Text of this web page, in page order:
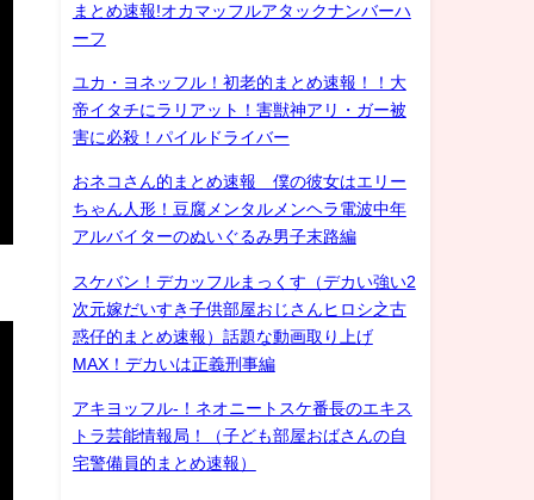
まとめ速報!オカマッフルアタックナンバーハ
ーフ
ユカ・ヨネッフル！初老的まとめ速報！！大
帝イタチにラリアット！害獣神アリ・ガー被
害に必殺！パイルドライバー
おネコさん的まとめ速報 僕の彼女はエリー
ちゃん人形！豆腐メンタルメンヘラ電波中年
アルバイターのぬいぐるみ男子末路編
スケバン！デカッフルまっくす（デカい強い2
次元嫁だいすき子供部屋おじさんヒロシ之古
惑仔的まとめ速報）話題な動画取り上げ
MAX！デカいは正義刑事編
アキヨッフル-！ネオニートスケ番長のエキス
トラ芸能情報局！（子ども部屋おばさんの自
宅警備員的まとめ速報）